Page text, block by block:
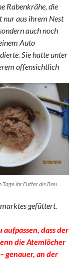
Tage ihr Futter als Brei….
Rabenkrähe, die
nur aus ihrem Nest
auch noch
Auto
Sie hatte unter
offensichtlich
gefüttert.
dass der
die Atemlöcher
genauer, an der